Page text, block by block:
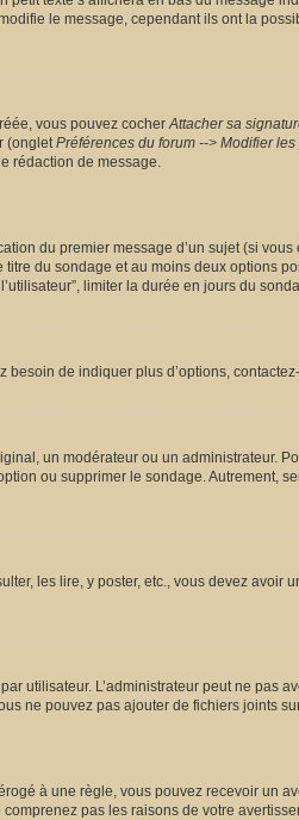
le message, cependant ils ont la
vous pouvez cocherAttacher sa
(ongletPréférences du forum --> Modifier
rédaction de message.
du premier message d’un sujet (si
du sondage et au moins deux options
limiter la durée en jours du
besoin de indiquer plus d’options,
un modérateur ou un administrateur.
ou supprimer le sondage. Autrement,
les lire, y poster, etc., vous devez
utilisateur. L’administrateur peut ne pas
ne pouvez pas ajouter de fichiers joints
à une règle, vous pouvez recevoir un
pas les raisons de votre